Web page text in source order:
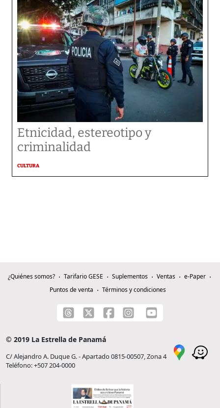
Etnicidad, estereotipo y
criminalidad
CULTURA
¿Quiénes somos? Tarifario GESE Suplementos Ventas
e-Paper
Puntos de venta
Términos y condiciones
© 2019 La Estrella de Panamá
C/ Alejandro A. Duque G. - Apartado 0815-00507, Zona 4
Teléfono: +507 204-0000